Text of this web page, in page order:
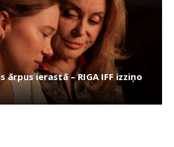
ārpus ierastā – RIGA IFF izziņo